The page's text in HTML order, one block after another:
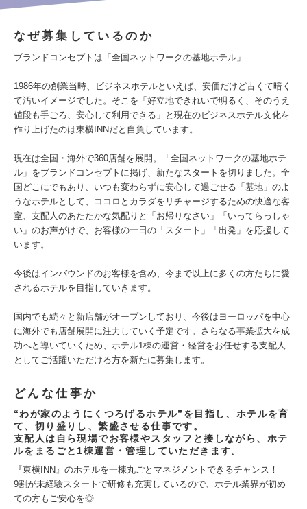
なぜ募集しているのか
ブランドコンセプトは「全国ネットワークの基地ホテル」
1986年の創業当時、ビジネスホテルといえば、安価だけど古くて暗く
て汚いイメージでした。そこを「好立地できれいで明るく、そのうえ
値段も手ごろ、安心して利用できる」と現在のビジネスホテル文化を
作り上げたのは東横INNだと自負しています。
現在は全国・海外で360店舗を展開。「全国ネットワークの基地ホテ
ル」をブランドコンセプトに掲げ、新たなスタートを切りました。全
国どこにでもあり、いつも変わらずに安心して過ごせる「基地」のよ
うなホテルとして、ココロとカラダをリチャージするための快適な客
室、支配人のあたたかな気配りと「お帰りなさい」「いってらっしゃ
い」のお声がけで、お客様の一日の「スタート」「出発」を応援して
います。
今後はインバウンドのお客様を含め、今まで以上に多くの方たちに愛
されるホテルを目指していきます。
国内でも続々と新店舗がオープンしており、今後はヨーロッパを中心
に海外でも店舗展開に注力していく予定です。さらなる事業拡大を成
功へと導いていくため、ホテル1棟の運営・経営をお任せする支配人
としてご活躍いただける方を新たに募集します。
どんな仕事か
“わが家のようにくつろげるホテル”を目指し、ホテルを育
て、切り盛りし、繁盛させる仕事です。
支配人は自ら現場でお客様やスタッフと接しながら、ホテ
ルをまるごと1棟運営・管理していただきます。
『東横INN』のホテルを一棟丸ごとマネジメントできるチャンス！
9割が未経験スタートで研修も充実しているので、ホテル業界が初め
ての方もご安心を◎